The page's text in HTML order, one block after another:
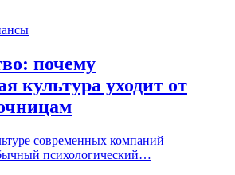
почему
культура уходит от
современных компаний
психологический…